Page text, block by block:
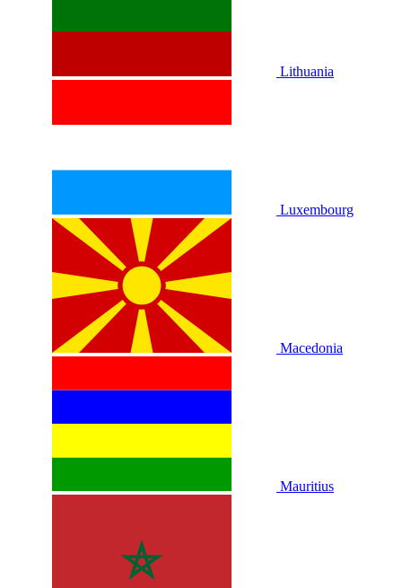
Lithuania
Luxembourg
Macedonia
Mauritius